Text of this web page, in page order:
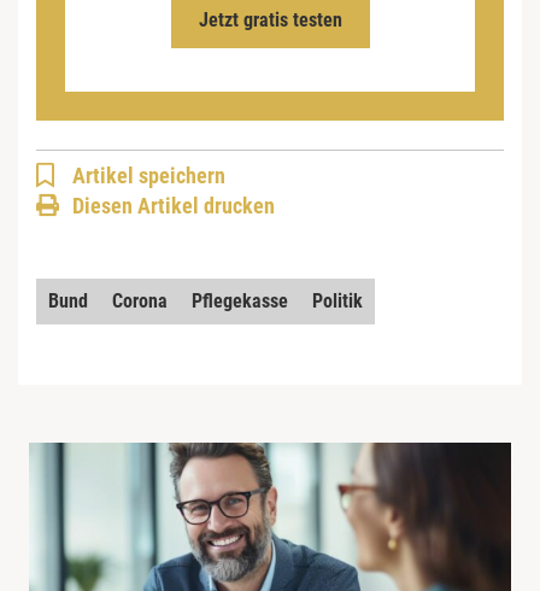
Jetzt gratis testen
Artikel speichern
Diesen Artikel drucken
Bund Corona Pflegekasse Politik